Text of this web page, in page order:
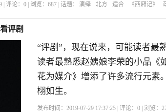
评论： 0 | 浏览： 687 | 话题： 演绎 北方 适合 《西厢记》
评剧
“评剧”，现在说来，可能读者最
读者最熟悉赵姨娘李荣的小品《
花为媒介》增添了许多流行元素
栩如生。
发布时间：2019-07-29 17:37:25 | 评论：0 | 浏览：